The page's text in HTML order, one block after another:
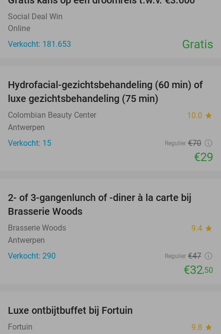
Social Deal Win
Online
Verkocht: 181.653
Gratis
59%
Hydrofacial-gezichtsbehandeling (60 min) of
luxe gezichtsbehandeling (75 min)
Colombian Beauty Center 10.0 star
Antwerpen
Verkocht: 15
Regulier €70
€29
31%
2- of 3-gangenlunch of -diner à la carte bij
Brasserie Woods
Brasserie Woods 9.4 star
Antwerpen
Verkocht: 290
Regulier €47
€32,50
Luxe ontbijtbuffet bij Fortuin
Fortuin 9.8 star